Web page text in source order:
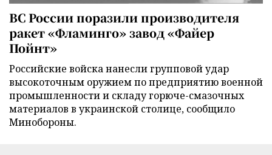
ВС России поразили производителя
ракет «Фламинго» завод «Файер
Пойнт»
Российские войска нанесли групповой удар
высокоточным оружием по предприятию военной
промышленности и складу горюче-смазочных
материалов в украинской столице, сообщило
Минобороны.